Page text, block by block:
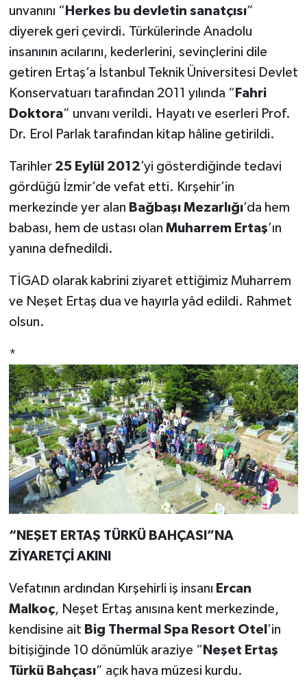
unvanını “ Herkes bu devletin sanatçısı”
diyerek geri çevirdi. Türkülerinde Anadolu
insanının acılarını, kederlerini, sevinçlerini dile
getiren Ertaş’a İstanbul Teknik Üniversitesi Devlet
Konservatuarı tarafından 2011 yılında “ Fahri
Doktora” unvanı verildi. Hayatı ve eserleri Prof.
Dr. Erol Parlak tarafından kitap hâline getirildi.
Tarihler 25 Eylül 2012’yi gösterdiğinde tedavi
gördüğü İzmir’de vefat etti. Kırşehir’in
merkezinde yer alan Bağbaşı Mezarlığı’da hem
babası, hem de ustası olan Muharrem Ertaş’ın
yanına defnedildi.
TİGAD olarak kabrini ziyaret ettiğimiz Muharrem
ve Neşet Ertaş dua ve hayırla yâd edildi. Rahmet
olsun.
*
“NEŞET ERTAŞ TÜRKÜ BAHÇASI”NA
ZİYARETÇİ AKINI
Vefatının ardından Kırşehirli iş insanı Ercan
Malkoç, Neşet Ertaş anısına kent merkezinde,
kendisine ait Big Thermal Spa Resort Otel ’in
bitişiğinde 10 dönümlük araziye “ Neşet Ertaş
Türkü Bahçası” açık hava müzesi kurdu.